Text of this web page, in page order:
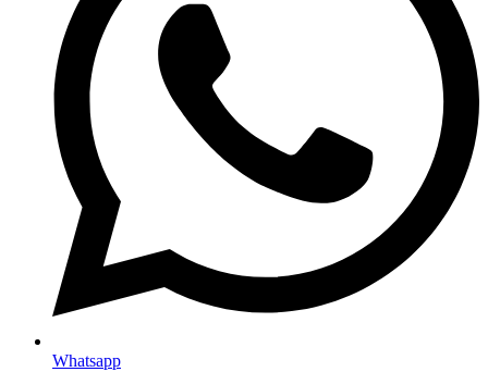
Whatsapp